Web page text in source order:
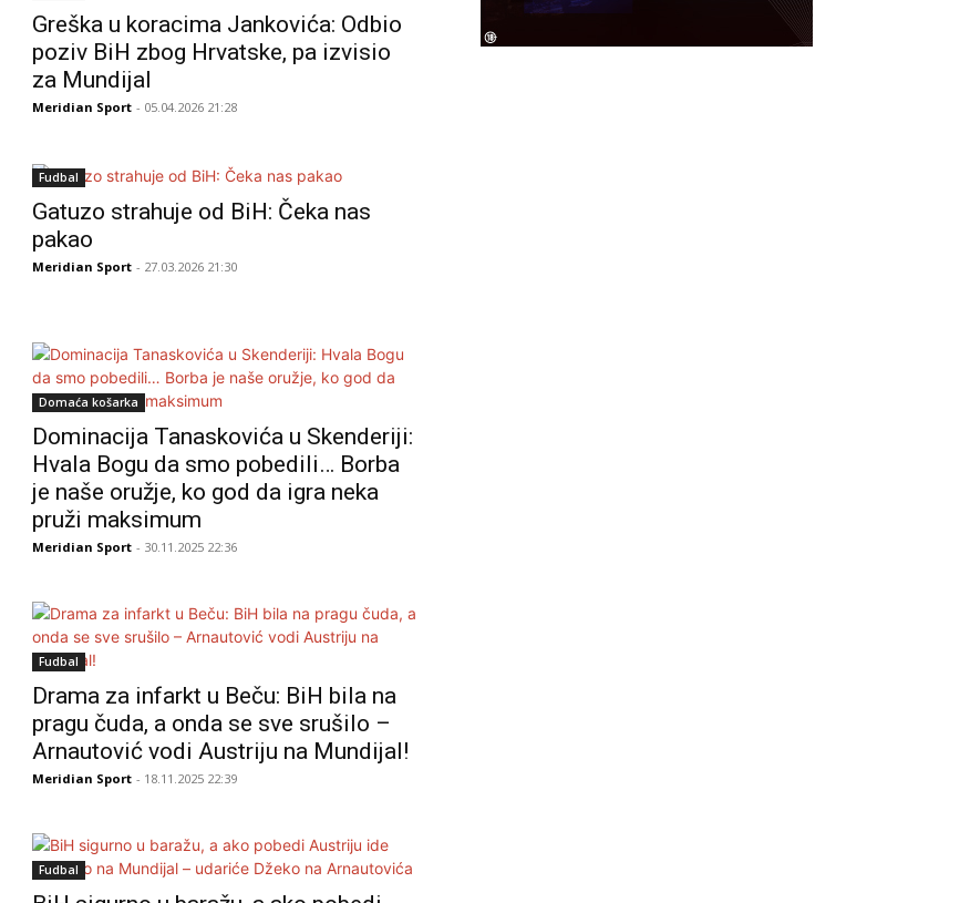
Greška u koracima Jankovića: Odbio
poziv BiH zbog Hrvatske, pa izvisio
za Mundijal
Meridian Sport - 05.04.2026 21:28
Fudbal
Gatuzo strahuje od BiH: Čeka nas
pakao
Meridian Sport - 27.03.2026 21:30
Domaća košarka
Dominacija Tanaskovića u Skenderiji:
Hvala Bogu da smo pobedili… Borba
je naše oružje, ko god da igra neka
pruži maksimum
Meridian Sport - 30.11.2025 22:36
Fudbal
Drama za infarkt u Beču: BiH bila na
pragu čuda, a onda se sve srušilo –
Arnautović vodi Austriju na Mundijal!
Meridian Sport - 18.11.2025 22:39
Fudbal